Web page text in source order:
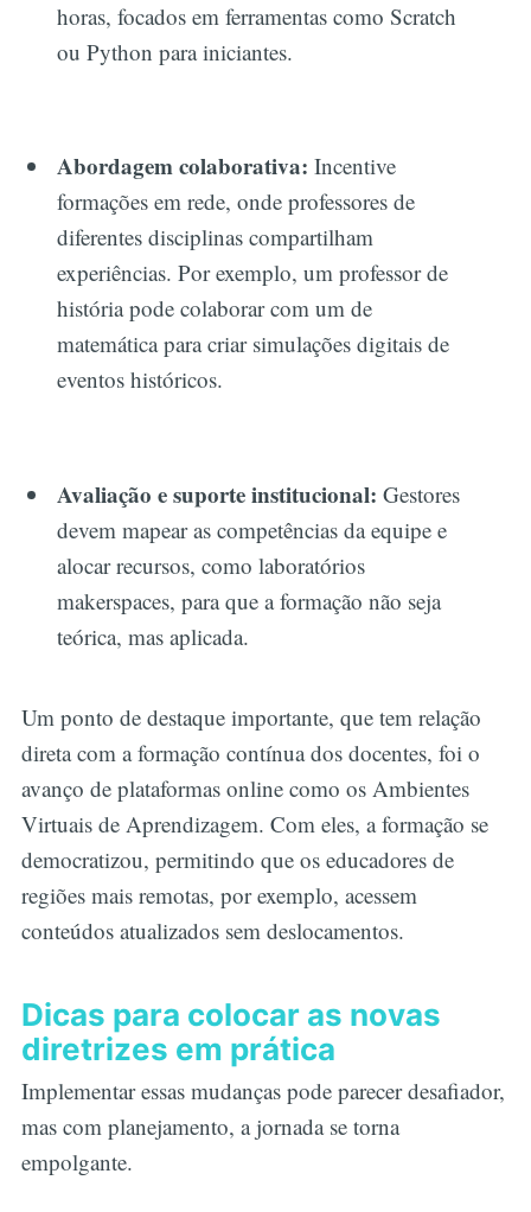
horas, focados em ferramentas como Scratch
ou Python para iniciantes.
Abordagem colaborativa: Incentive
formações em rede, onde professores de
diferentes disciplinas compartilham
experiências. Por exemplo, um professor de
história pode colaborar com um de
matemática para criar simulações digitais de
eventos históricos.
Avaliação e suporte institucional: Gestores
devem mapear as competências da equipe e
alocar recursos, como laboratórios
makerspaces, para que a formação não seja
teórica, mas aplicada.
Um ponto de destaque importante, que tem relação
direta com a formação contínua dos docentes, foi o
avanço de plataformas online como os Ambientes
Virtuais de Aprendizagem. Com eles, a formação se
democratizou, permitindo que os educadores de
regiões mais remotas, por exemplo, acessem
conteúdos atualizados sem deslocamentos.
Dicas para colocar as novas
diretrizes em prática
Implementar essas mudanças pode parecer desafiador,
mas com planejamento, a jornada se torna
empolgante.